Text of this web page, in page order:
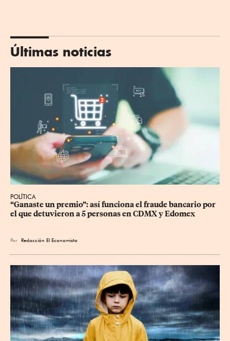
Últimas noticias
POLÍTICA
“Ganaste un premio”: así funciona el fraude bancario por
el que detuvieron a 5 personas en CDMX y Edomex
Por Redacción El Economista